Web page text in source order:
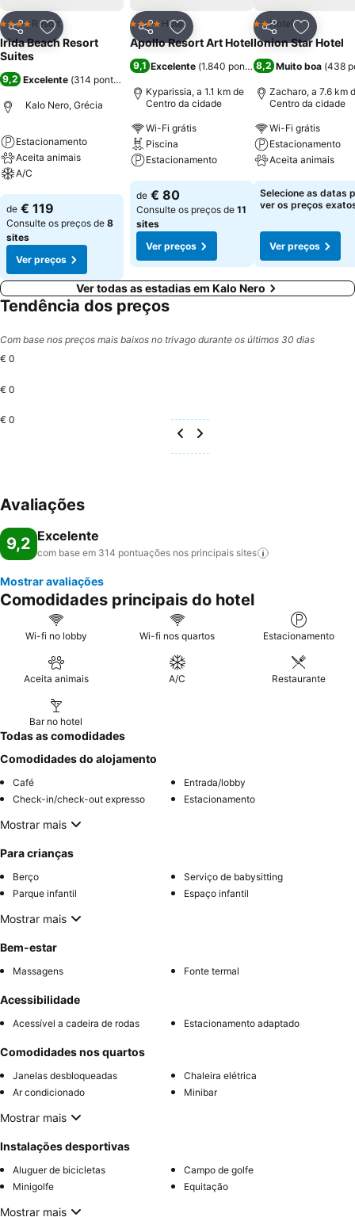
caminhar e contemplar o romântico pôr-do-sol. Na recepção, os
hóspedes poderão obter informações detalhadas sobre as
actividades em Messénia. Existem alguns supermercados nas
proximidades. O hotel disponibiliza ainda estacionamento privado
gratuito. Esta propriedade também tem uma das localizações
melhor pontuadas em Kyparissia!
PartilharAdicionar aos favoritos
4 EstrelasResort
Irida Beach Resort
Suites
9,2 Excelente (314 pontuações
Kalo Nero, Grécia
Estacionamento
Aceita animais
A/C
Ver preços
de € 119
Consulte os preços de 8
sites
Ver preços
PartilharAdicionar aos favoritos
4 EstrelasHotel
Apollo Resort Art Hotel
9,1 Excelente (1.840 pontuações)
Kyparissia, a 1.1 km de
Centro da cidade
Wi-Fi grátis
Piscina
Estacionamento
Ver preços
de € 80
Consulte os preços de 11
sites
Ver preços
Partilhar
2 Estrelas
Hotel
Ionion Star Hotel
8,2 Muito boa (438
Zacharo, a 7.6 km
Centro da cidade
Wi-Fi grátis
Estacionamento
Aceita animais
Ver preços
Selecione as datas
ver os preços
Ver preços
Ver todas as estadias em Kalo Nero
Tendência dos preços
Com base nos preços mais baixos no trivago durante os últimos 30 dias
€ 0
€ 0
€ 0
Avaliações
9,2 Excelente
com base em 314 pontuações nos principais sites
Mostrar avaliações
Comodidades principais do hotel
Wi-fi no lobby Wi-fi nos quartos Estacionamento
Aceita animais A/C Restaurante
Bar no hotel
Todas as comodidades
Comodidades do alojamento
Café
Entrada/lobby
Check-in/check-out expresso
Estacionamento
Mostrar mais
Para crianças
Berço
Serviço de babysitting
Parque infantil
Espaço infantil
Mostrar mais
Bem-estar
Massagens Fonte termal
Acessibilidade
Acessível a cadeira de rodas Estacionamento adaptado
Comodidades nos quartos
Janelas desbloqueadas
Chaleira elétrica
Ar condicionado
Minibar
Mostrar mais
Instalações desportivas
Aluguer de bicicletas
Campo de golfe
Minigolfe
Equitação
Mostrar mais